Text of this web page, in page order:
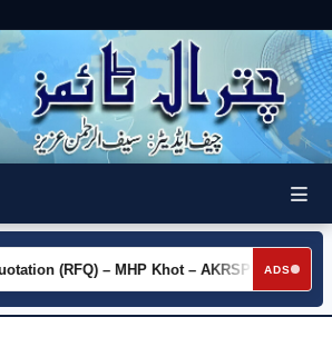
ADS
►
(RFQ) – MHP Khot – AKRSP